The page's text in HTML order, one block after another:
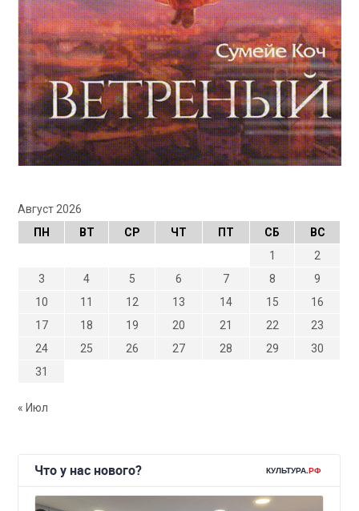
Август 2026
ПН
ВТ СР ЧТ ПТ СБ
ВС
1
2
3
4 5 6 7 8
9
10
11 12 13 14 15
16
17
18 19 20 21 22
23
24
25 26 27 28 29
30
31
« Июл